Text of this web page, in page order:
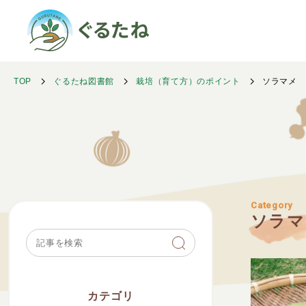
TOP ぐるたね図書館 栽培（育て方）のポイント ソラマメ
カテゴリ
Category
ソラ